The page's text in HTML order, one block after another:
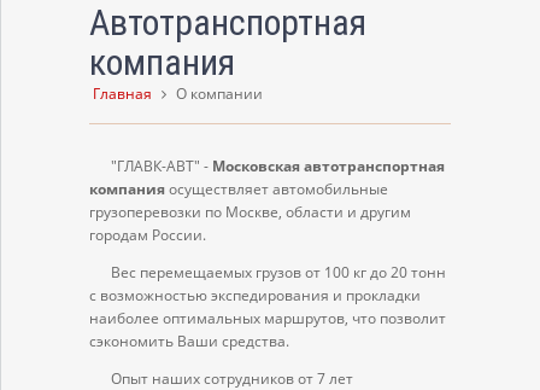
Автотранспортная
компания
Главная О компании
"ГЛАВК-АВТ" - Московская автотранспортная
компанияосуществляет автомобильные
грузоперевозки по Москве, области и другим
городам России.
Вес перемещаемых грузов от 100 кг до 20 тонн
с возможностью экспедирования и прокладки
наиболее оптимальных маршрутов, что позволит
сэкономить Ваши средства.
Опыт наших сотрудников от 7 лет